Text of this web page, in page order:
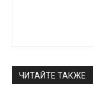
ЧИТАЙТЕ ТАКЖЕ